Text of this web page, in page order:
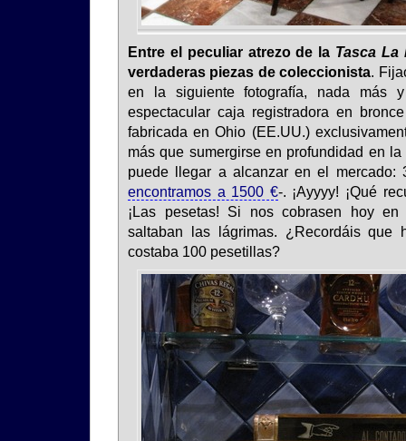
Entre el peculiar atrezo de la Tasca La
verdaderas piezas de coleccionista.
en la siguiente fotografía, nada más
espectacular caja registradora en
fabricada en Ohio (EE.UU.)
más que sumergirse en profundidad en
puede llegar a alcanzar en el mercado:
encontramos a 1500 €-. ¡Ayyyy! ¡Qué
¡Las pesetas! Si nos cobrasen hoy
saltaban las lágrimas. ¿Recordáis que
costaba 100 pesetillas?